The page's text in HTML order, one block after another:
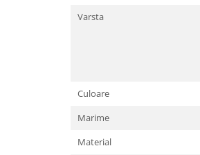
Varsta
Culoare
Marime
Material